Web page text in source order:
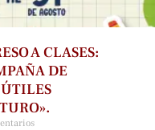
A CLASES:
DE